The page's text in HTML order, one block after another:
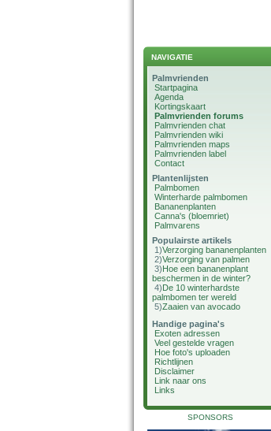
NAVIGATIE
Palmvrienden
Startpagina
Agenda
Kortingskaart
Palmvrienden forums
Palmvrienden chat
Palmvrienden wiki
Palmvrienden maps
Palmvrienden label
Contact
Plantenlijsten
Palmbomen
Winterharde palmbomen
Bananenplanten
Canna's (bloemriet)
Palmvarens
Populairste artikels
1)Verzorging bananenplanten
2)Verzorging van palmen
3)Hoe een bananenplant
beschermen in de winter?
4)De 10 winterhardste
palmbomen ter wereld
5)Zaaien van avocado
Handige pagina's
Exoten adressen
Veel gestelde vragen
Hoe foto's uploaden
Richtlijnen
Disclaimer
Link naar ons
Links
SPONSORS